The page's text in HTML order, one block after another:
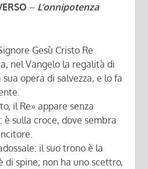
– L’onnipotenza
Gesù Cristo Re
nel Vangelo la regalità di
opera di salvezza, e lo fa
il Re» appare senza
è sulla croce, dove sembra
il suo trono è la
di spine; non ha uno scettro,